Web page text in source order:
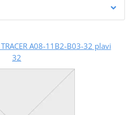
A08-11B2-B03-32 plavi
32